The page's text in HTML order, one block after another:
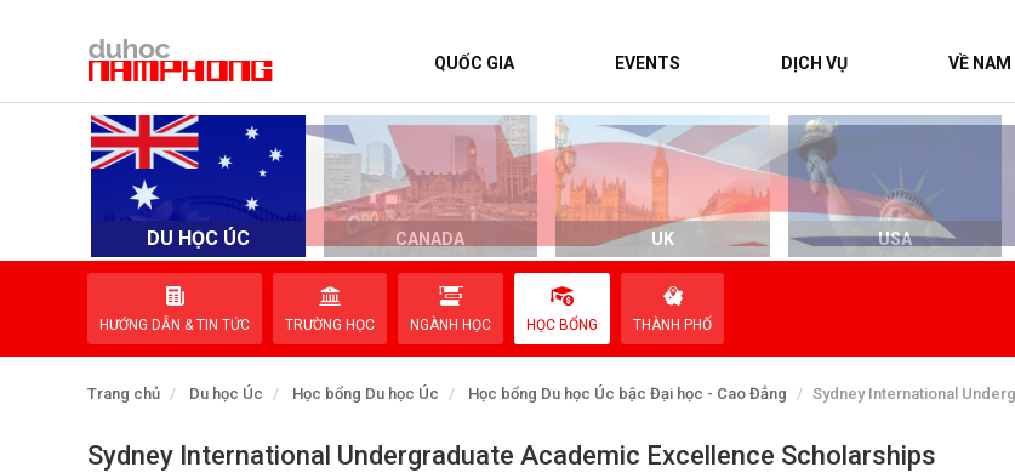
QUỐC GIA EVENTS DỊCH VỤ VỀ NAM
DU HỌC ÚC CANADA UK USA
HƯỚNG DẪN & TIN TỨC TRƯỜNG HỌC NGÀNH HỌC HỌC BỔNG THÀNH PHỐ
Trang chủ Du học Úc Học bổng Du học Úc Học bổng Du học Úc bậc Đại học - Cao Đẳng Sydney International
Sydney International Undergraduate Academic Excellence Scholarships
TRANG CHỦ
QUỐC GIA
EVENTS
LIÊN HỆ